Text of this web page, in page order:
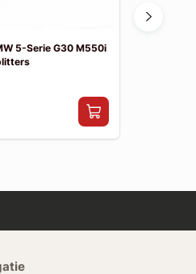
5-Serie G30 M550i